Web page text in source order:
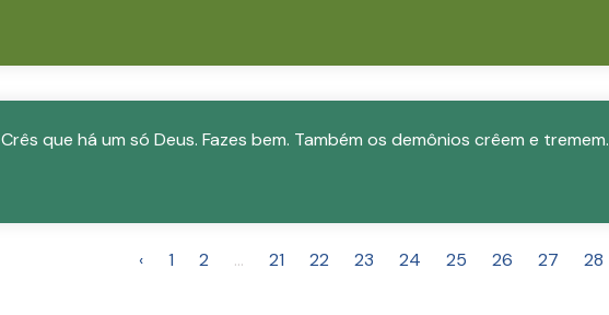
Crês que há um só Deus. Fazes bem. Também os demônios crêem e tremem.
‹ 1 2 ... 21 22 23 24 25 26 27 28